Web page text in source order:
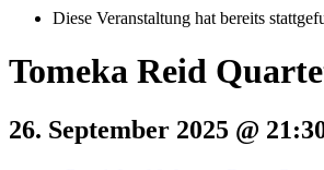
Diese Veranstaltung hat bereits
Tomeka Reid
26. September 2025 @